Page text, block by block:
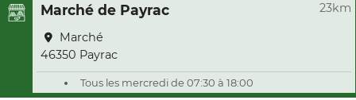
Marché de Payrac 23km
Marché
46350 Payrac
Tous les mercredi de 07:30 à 18:00